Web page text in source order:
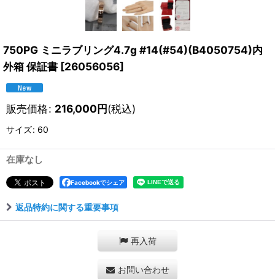
750PG ミニラブリング4.7g #14(#54)(B4050754)内
外箱 保証書 [26056056]
販売価格: 216,000円(税込)
サイズ: 60
在庫なし
Facebookでシェア
返品特約に関する重要事項
再入荷
お問い合わせ